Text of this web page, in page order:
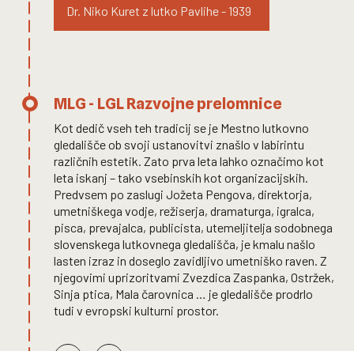
Dr. Niko Kuret z lutko Pavlihe - 1939
MLG - LGL Razvojne prelomnice
Kot dedič vseh teh tradicij se je Mestno lutkovno
gledališče ob svoji ustanovitvi znašlo v labirintu
različnih estetik. Zato prva leta lahko označimo kot
leta iskanj – tako vsebinskih kot organizacijskih.
Predvsem po zaslugi Jožeta Pengova, direktorja,
umetniškega vodje, režiserja, dramaturga, igralca,
pisca, prevajalca, publicista, utemeljitelja sodobnega
slovenskega lutkovnega gledališča, je kmalu našlo
lasten izraz in doseglo zavidljivo umetniško raven. Z
njegovimi uprizoritvami Zvezdica Zaspanka, Ostržek,
Sinja ptica, Mala čarovnica … je gledališče prodrlo
tudi v evropski kulturni prostor.